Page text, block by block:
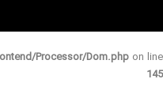
Processor/Dom.php on line
145